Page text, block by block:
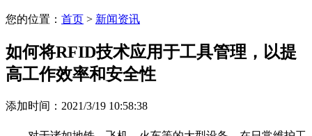
您的位置： 首页 > 新闻资讯
如何将RFID技术应用于工具管理，以提
高工作效率和安全性
添加时间：2021/3/19 10:58:38